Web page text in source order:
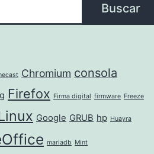
Buscar
Chromium consola
Firefox Firma digital firmware Freeze
Google GRUB hp Huayra
mariadb Mint